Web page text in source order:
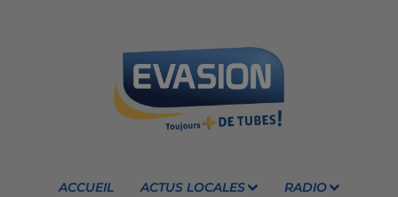
ACCUEIL ACTUS LOCALES RADIO